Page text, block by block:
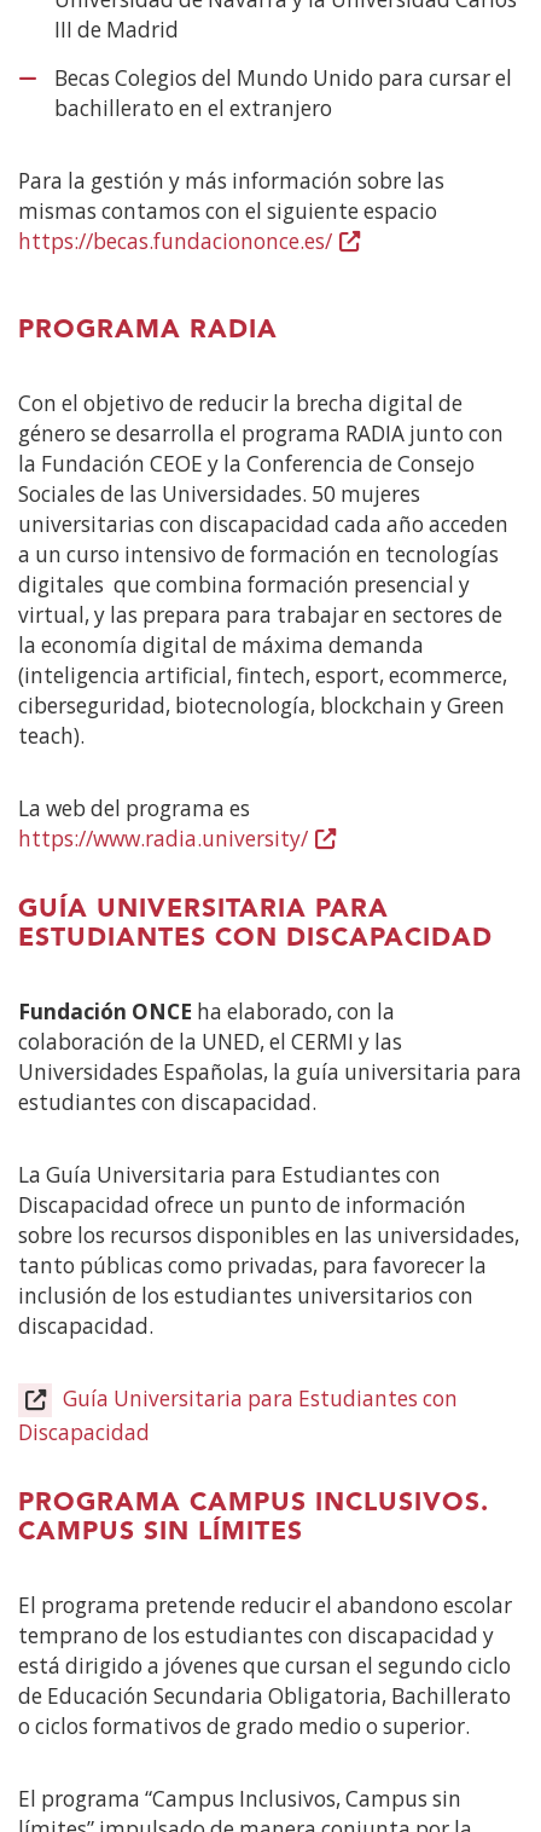
III de Madrid
Becas Colegios del Mundo Unido para cursar el
bachillerato en el extranjero
Para la gestión y más información sobre las
mismas contamos con el siguiente espacio
https://becas.fundaciononce.es/ (Abre
PROGRAMA RADIA
Con el objetivo de reducir la brecha digital de
género se desarrolla el programa RADIA junto con
la Fundación CEOE y la Conferencia de Consejo
Sociales de las Universidades. 50 mujeres
universitarias con discapacidad cada año acceden
a un curso intensivo de formación en tecnologías
digitales que combina formación presencial y
virtual, y las prepara para trabajar en sectores de
la economía digital de máxima demanda
(inteligencia artificial, fintech, esport, ecommerce,
ciberseguridad, biotecnología, blockchain y Green
teach).
La web del programa es
https://www.radia.university/ (Abre
nueva
ventana)
GUÍA UNIVERSITARIA PARA
ESTUDIANTES CON DISCAPACIDAD
Fundación ONCE ha elaborado, con la
colaboración de la UNED, el CERMI y las
Universidades Españolas, la guía universitaria para
estudiantes con discapacidad.
La Guía Universitaria para Estudiantes con
Discapacidad ofrece un punto de información
sobre los recursos disponibles en las universidades,
tanto públicas como privadas, para favorecer la
inclusión de los estudiantes universitarios con
discapacidad.
Guía Universitaria para Estudiantes con
Discapacidad
nueva
ventana)
PROGRAMA CAMPUS INCLUSIVOS.
CAMPUS SIN LÍMITES
El programa pretende reducir el abandono escolar
temprano de los estudiantes con discapacidad y
está dirigido a jóvenes que cursan el segundo ciclo
de Educación Secundaria Obligatoria, Bachillerato
o ciclos formativos de grado medio o superior.
El programa “Campus Inclusivos, Campus sin